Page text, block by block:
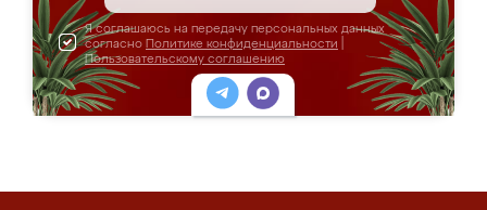
Я соглашаюсь на передачу персональных данных
согласно Политике конфиденциальности
Пользовательскому соглашению